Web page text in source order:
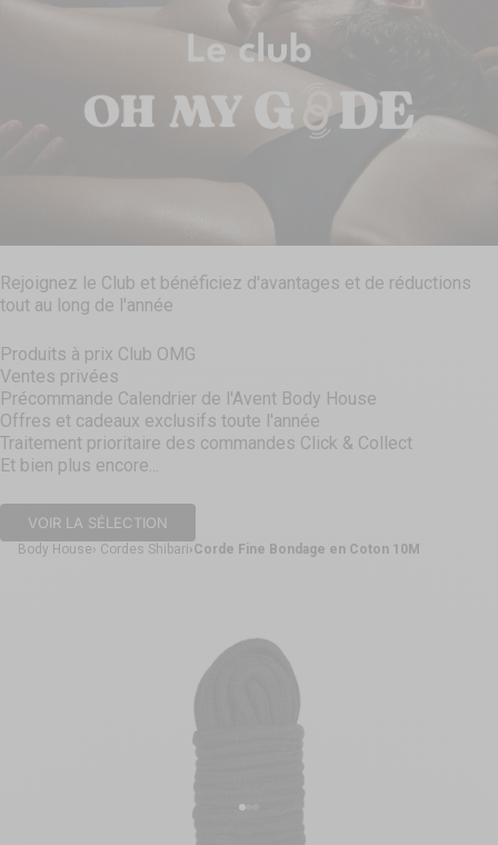
Rejoignez le Club et bénéficiez d'avantages et de réductions
tout au long de l'année
Produits à prix Club OMG
Ventes privées
Précommande Calendrier de l'Avent Body House
Offres et cadeaux exclusifs toute l'année
Traitement prioritaire des commandes Click & Collect
Et bien plus encore...
VOIR LA SÉLECTION
Body House Cordes Shibari Corde Fine Bondage en Coton 10M
Aller à l'élément 1
Aller à l'élément 2